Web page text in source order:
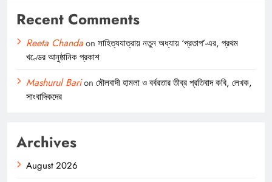
Recent Comments
Reeta Chandaon সাহিত্যযাত্রায় নতুন অধ্যায় ‘প্রতাপ’-এর, প্রথম
খণ্ডের আনুষ্ঠানিক প্রকাশ
Mashurul Barion মৌলবাদী হামলা ও বর্বরতার তীব্র প্রতিবাদ কবি, লেখক,
সাংবাদিকদের
Archives
August 2026